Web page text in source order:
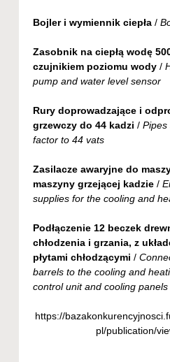
Bojler i wymiennik ciepła/
Zasobnik na ciepłą wodę
czujnikiem poziomu wody/
pump and water level sensor
Rury doprowadzające i
grzewczy do 44 kadzi / Pipes
factor to 44 vats
Zasilacze awaryjne do
maszyny grzejącej kadzie/
supplies for the cooling and
Podłączenie 12 beczek
chłodzenia i grzania, z
płytami chłodzącymi /
barrels to the cooling and
control unit and cooling panels
https://
pl/publication/